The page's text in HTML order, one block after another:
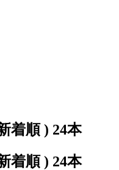
着順 ) 24本
着順 ) 24本